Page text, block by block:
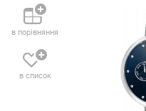
в порівняння
в список